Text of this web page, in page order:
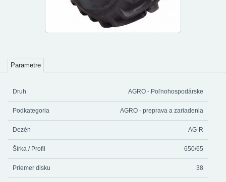
Parametre
Druh AGRO - Poľnohospodárske
Podkategoria AGRO - preprava a zariadenia
Dezén AG-R
Šírka / Profil 650/65
Priemer disku 38